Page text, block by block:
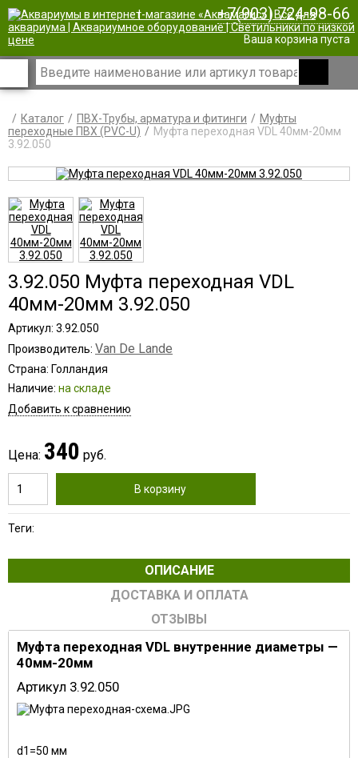
| +7(903) 724-98-66
Ваша корзина пуста
Каталог ПВХ-Трубы, арматура и фитинги
Муфты
переходные ПВХ (PVC-U)
Муфта переходная VDL 40мм-20мм
3.92.050
3.92.050 Муфта переходная VDL
40мм-20мм 3.92.050
Артикул: 3.92.050
Производитель: Van De Lande
Страна: Голландия
Наличие: на складе
Добавить к сравнению
Цена: 340 руб.
В корзину
Теги:
ОПИСАНИЕ
ДОСТАВКА И ОПЛАТА
ОТЗЫВЫ
Муфта переходная VDL внутренние диаметры —
40мм-20мм
Артикул 3.92.050
d1=50 мм